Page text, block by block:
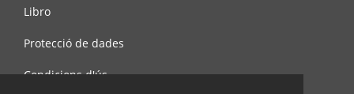
Libro
Protecció de dades
Condicions d'ús